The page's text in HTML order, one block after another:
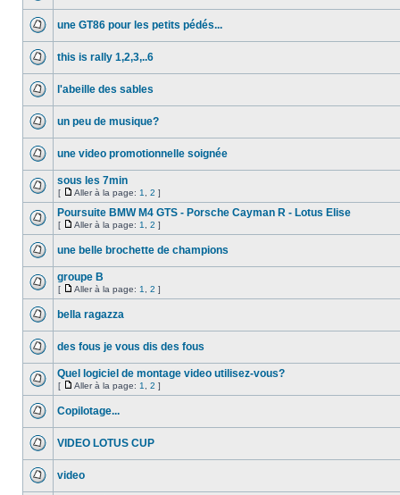
une GT86 pour les petits pédés...
this is rally 1,2,3,..6
l'abeille des sables
un peu de musique?
une video promotionnelle soignée
sous les 7min
[ Aller à la page: 1 2 ]
Poursuite BMW M4 GTS - Porsche Cayman R - Lotus Elise
[ Aller à la page: 1 2 ]
une belle brochette de champions
groupe B
[ Aller à la page: 1 2 ]
bella ragazza
des fous je vous dis des fous
Quel logiciel de montage video utilisez-vous?
[ Aller à la page: 1 2 ]
Copilotage...
VIDEO LOTUS CUP
video